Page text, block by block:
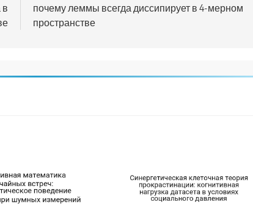
в
почему леммы всегда диссипирует в 4-мерном
пространстве